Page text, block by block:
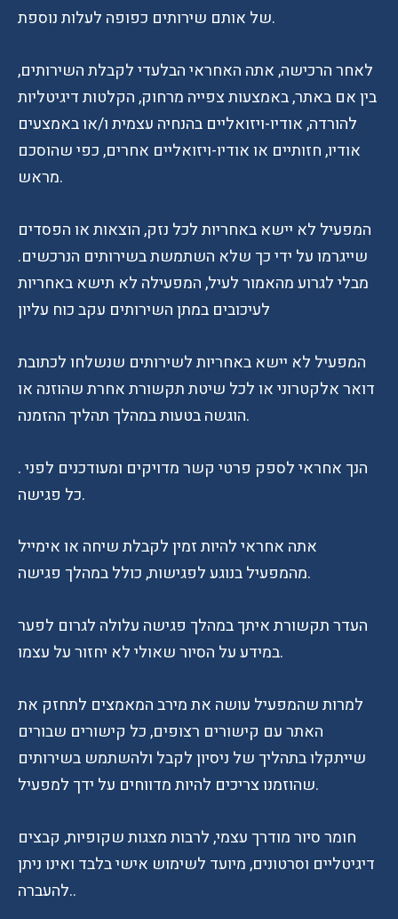
של אותם שירותים כפופה לעלות נוספת.
לאחר הרכישה, אתה האחראי הבלעדי לקבלת השירותים,
בין אם באתר, באמצעות צפייה מרחוק, הקלטות דיגיטליות
להורדה, אודיו-ויזואליים בהנחיה עצמית ו/או באמצעים
אודיו, חזותיים או אודיו-ויזואליים אחרים, כפי שהוסכם
מראש.
המפעיל לא יישא באחריות לכל נזק, הוצאות או הפסדים
שייגרמו על ידי כך שלא השתמשת בשירותים הנרכשים.
מבלי לגרוע מהאמור לעיל, המפעילה לא תישא באחריות
לעיכובים במתן השירותים עקב כוח עליון
המפעיל לא יישא באחריות לשירותים שנשלחו לכתובת
דואר אלקטרוני או לכל שיטת תקשורת אחרת שהוזנה או
הוגשה בטעות במהלך תהליך ההזמנה.
הנך אחראי לספק פרטי קשר מדויקים ומעודכנים לפני .
כל פגישה.
אתה אחראי להיות זמין לקבלת שיחה או אימייל
מהמפעיל בנוגע לפגישות, כולל במהלך פגישה.
העדר תקשורת איתך במהלך פגישה עלולה לגרום לפער
במידע על הסיור שאולי לא יחזור על עצמו.
למרות שהמפעיל עושה את מירב המאמצים לתחזק את
האתר עם קישורים רצופים, כל קישורים שבורים
שייתקלו בתהליך של ניסיון לקבל ולהשתמש בשירותים
שהוזמנו צריכים להיות מדווחים על ידך למפעיל.
חומר סיור מודרך עצמי, לרבות מצגות שקופיות, קבצים
דיגיטליים וסרטונים, מיועד לשימוש אישי בלבד ואינו ניתן
להעברה..